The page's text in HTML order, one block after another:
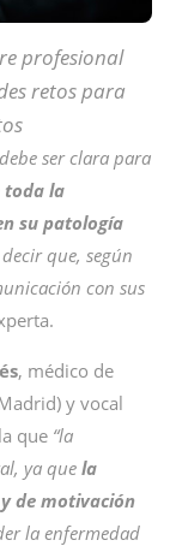
profesional
retos para
ser clara para
toda la
su patología
que, según
con sus
, médico de
y vocal
que “la
ya que la
de motivación
la enfermedad